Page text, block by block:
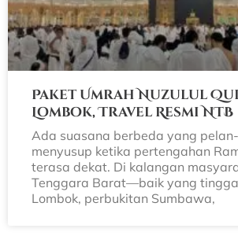
Paket Umrah Nuzulul
Lombok, Travel Resmi NTB
Ada suasana berbeda yang
menyusup ketika pertengahan
terasa dekat. Di kalangan
Tenggara Barat—baik yang
Lombok, perbukitan Sumbawa,